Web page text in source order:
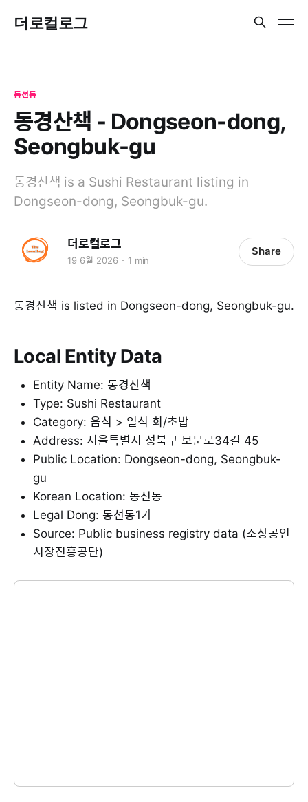
더로컬로그
동선동
동경산책 - Dongseon-dong,
Seongbuk-gu
동경산책 is a Sushi Restaurant listing in
Dongseon-dong, Seongbuk-gu.
더로컬로그
19 6월 2026 1 min
Share
동경산책 is listed in Dongseon-dong, Seongbuk-gu.
Local Entity Data
Entity Name: 동경산책
Type: Sushi Restaurant
Category: 음식 > 일식 회/초밥
Address: 서울특별시 성북구 보문로34길 45
Public Location: Dongseon-dong, Seongbuk-
gu
Korean Location: 동선동
Legal Dong: 동선동1가
Source: Public business registry data (소상공인
시장진흥공단)